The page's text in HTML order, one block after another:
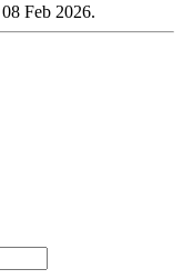
Feb 2026.